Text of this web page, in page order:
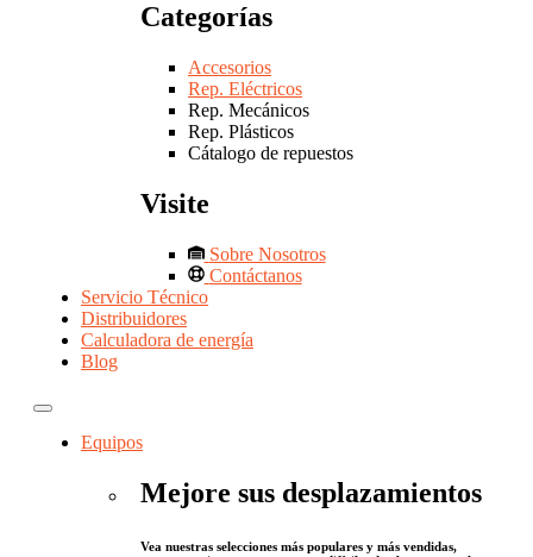
Categorías
Accesorios
Rep. Eléctricos
Rep. Mecánicos
Rep. Plásticos
Cátalogo de repuestos
Visite
Sobre Nosotros
Contáctanos
Servicio Técnico
Distribuidores
Calculadora de energía
Blog
Equipos
Mejore sus desplazamientos
Vea nuestras selecciones más populares y más vendidas,